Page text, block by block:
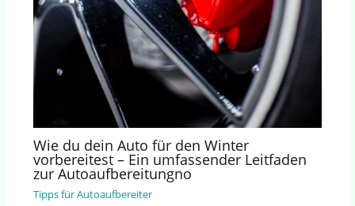
Wie du dein Auto für den Winter
vorbereitest – Ein umfassender Leitfaden
zur Autoaufbereitungno
Tipps für Autoaufbereiter